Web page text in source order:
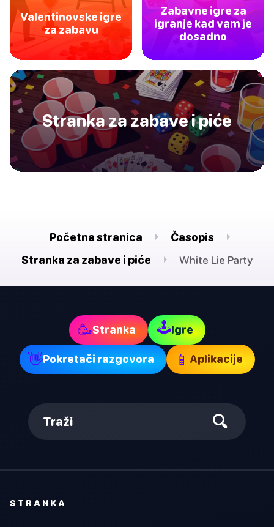
Valentinovske igre
za zabavu
Zabavne igre za
igranje kad vam je
dosadno
Stranka za zabave i piće
Početna stranica
Časopis
Stranka za zabave i piće
White Lie Party
🥳Stranka 🕹Igre
👋Pokretači razgovora 📱 Aplikacije
Traži
STRANKA